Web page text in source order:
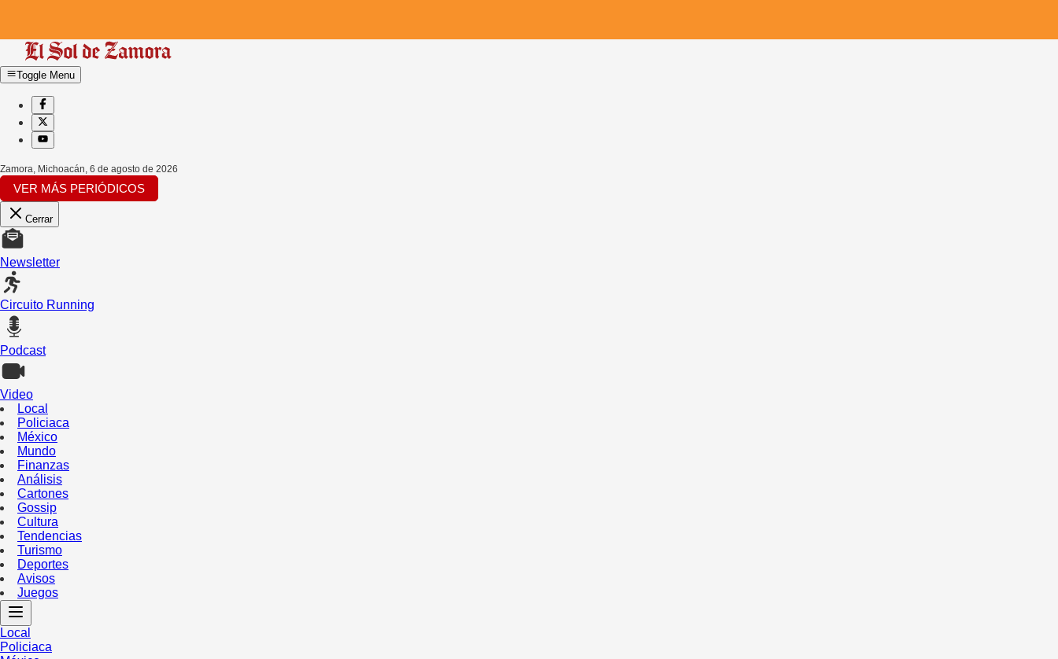
Toggle Menu
Zamora, Michoacán, 6 de agosto de 2026
VER MÁS PERIÓDICOS
Cerrar
Newsletter
Circuito Running
Podcast
Video
Local
Policiaca
México
Mundo
Finanzas
Análisis
Cartones
Gossip
Cultura
Tendencias
Turismo
Deportes
Avisos
Juegos
Local
Policiaca